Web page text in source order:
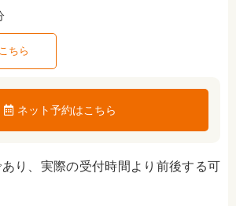
ちら
ネット予約はこちら
り、実際の受付時間より前後する可